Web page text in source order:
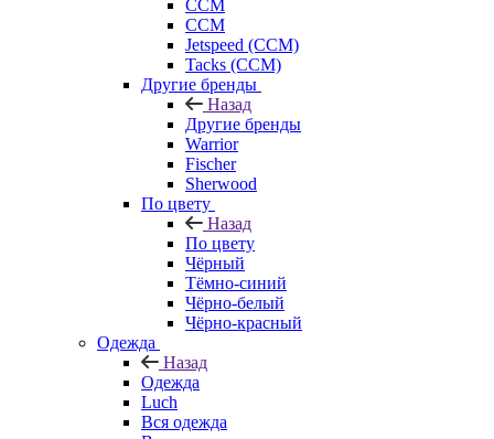
CCM
CCM
Jetspeed (CCM)
Tacks (CCM)
Другие бренды
Назад
Другие бренды
Warrior
Fischer
Sherwood
По цвету
Назад
По цвету
Чёрный
Тёмно-синий
Чёрно-белый
Чёрно-красный
Одежда
Назад
Одежда
Luch
Вся одежда